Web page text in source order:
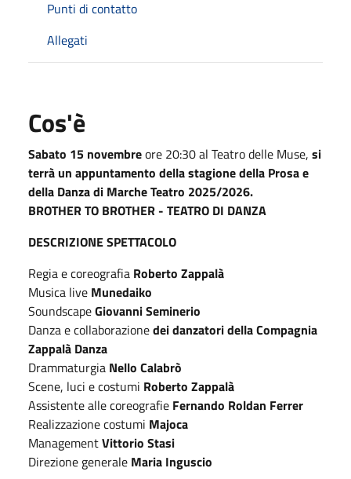
Punti di contatto
Allegati
Cos'è
Sabato 15 novembreore 20:30 al Teatro delle Muse, si
terrà un appuntamento della stagione della Prosa e
della Danza di Marche Teatro 2025/2026.
BROTHER TO BROTHER - TEATRO DI DANZA
DESCRIZIONE SPETTACOLO
Regia e coreografia Roberto Zappalà
Musica live Munedaiko
SoundscapeGiovanni Seminerio
Danza e collaborazionedei danzatori della Compagnia
Zappalà Danza
Drammaturgia Nello Calabrò
Scene, luci e costumi Roberto Zappalà
Assistente alle coreografie Fernando Roldan Ferrer
Realizzazione costumi Majoca
ManagementVittorio Stasi
Direzione generale Maria Inguscio